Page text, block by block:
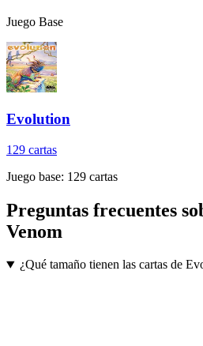
Juego Base
Evolution
129 cartas
Juego base: 129 cartas
Preguntas frecuentes
Venom
¿Qué tamaño tienen las cartas de